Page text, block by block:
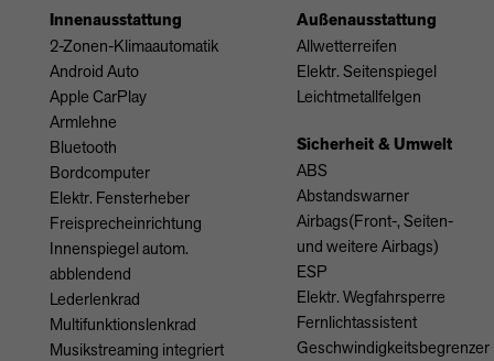
Innenausstattung
2-Zonen-Klimaautomatik
Android Auto
Apple CarPlay
Armlehne
Bluetooth
Bordcomputer
Elektr. Fensterheber
Freisprecheinrichtung
Innenspiegel autom.
abblendend
Lederlenkrad
Multifunktionslenkrad
Musikstreaming integriert
Außenausstattung
Allwetterreifen
Elektr. Seitenspiegel
Leichtmetallfelgen
Sicherheit & Umwelt
ABS
Abstandswarner
Airbags(Front-, Seiten-
und weitere Airbags)
ESP
Elektr. Wegfahrsperre
Fernlichtassistent
Geschwindigkeitsbegrenzer